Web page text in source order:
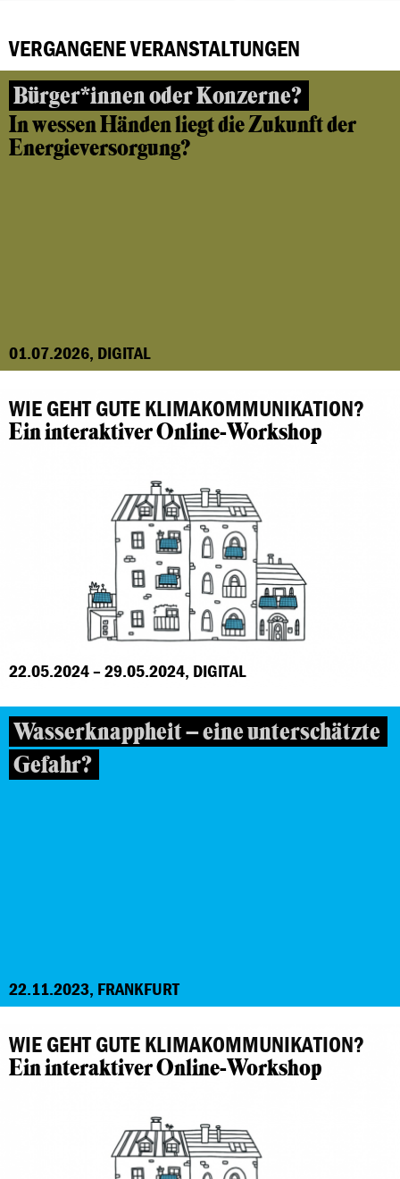
VERGANGENE VERANSTALTUNGEN
Bürger*innen oder Konzerne?
In wessen Händen liegt die Zukunft der
Energieversorgung?
01.07.2026, DIGITAL
WIE GEHT GUTE KLIMAKOMMUNIKATION?
Ein interaktiver Online-Workshop
22.05.2024 – 29.05.2024, DIGITAL
Wasserknappheit – eine unterschätzte
Gefahr?
22.11.2023, FRANKFURT
WIE GEHT GUTE KLIMAKOMMUNIKATION?
Ein interaktiver Online-Workshop